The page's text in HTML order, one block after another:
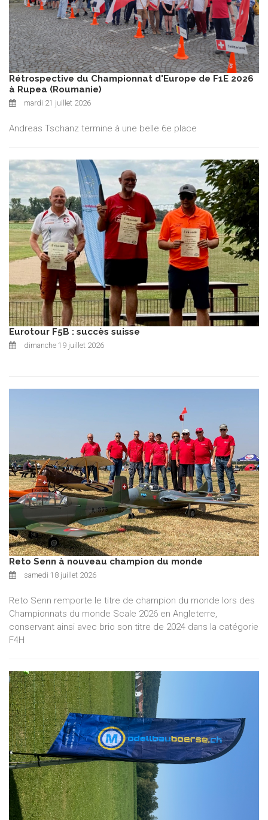
Rétrospective du Championnat d'Europe de F1E 2026
à Rupea (Roumanie)
mardi 21 juillet 2026
Andreas Tschanz termine à une belle 6e place
Eurotour F5B : succès suisse
dimanche 19 juillet 2026
Reto Senn à nouveau champion du monde
samedi 18 juillet 2026
Reto Senn remporte le titre de champion du monde lors des
Championnats du monde Scale 2026 en Angleterre,
conservant ainsi avec brio son titre de 2024 dans la catégorie
F4H